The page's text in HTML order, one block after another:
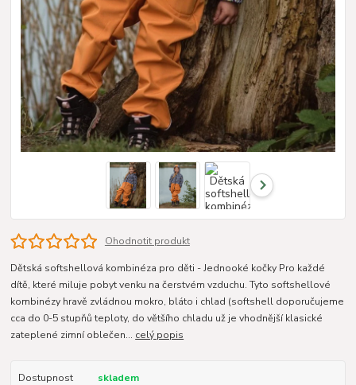
Ohodnotit produkt
Dětská softshellová kombinéza pro děti - Jednooké kočky Pro každé
dítě, které miluje pobyt venku na čerstvém vzduchu. Tyto softshellové
kombinézy hravě zvládnou mokro, bláto i chlad (softshell doporučujeme
cca do 0-5 stupňů teploty, do většího chladu už je vhodnější klasické
zateplené zimní oblečen... celý popis
Dostupnost
skladem